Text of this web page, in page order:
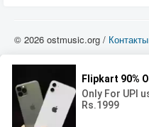
© 2026 ostmusic.org / Контакты
можете использовать такие
использование производится с
вы должны приобрести